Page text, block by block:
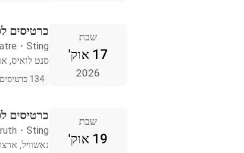
שבת
17 אוק'
2026
כרטיסים
Sting
・
סנט לואיס,
134 כרטיסים זמינים
שבת
19 אוק'
כרטיסים
Sting
・
נאשוויל,